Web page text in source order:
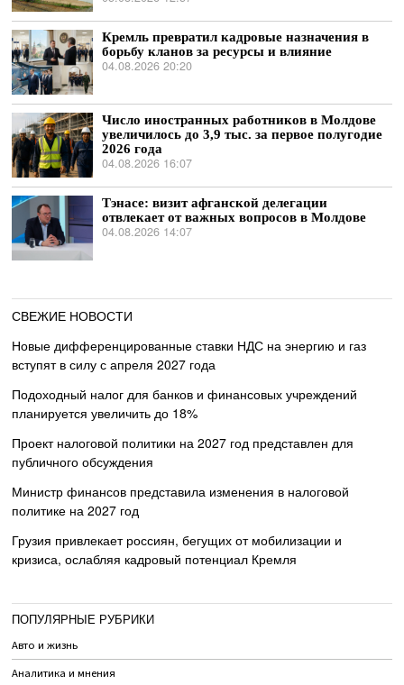
Кремль превратил кадровые назначения в
борьбу кланов за ресурсы и влияние
04.08.2026 20:20
Число иностранных работников в Молдове
увеличилось до 3,9 тыс. за первое полугодие
2026 года
04.08.2026 16:07
Тэнасе: визит афганской делегации
отвлекает от важных вопросов в Молдове
04.08.2026 14:07
СВЕЖИЕ НОВОСТИ
Новые дифференцированные ставки НДС на энергию и газ
вступят в силу с апреля 2027 года
Подоходный налог для банков и финансовых учреждений
планируется увеличить до 18%
Проект налоговой политики на 2027 год представлен для
публичного обсуждения
Министр финансов представила изменения в налоговой
политике на 2027 год
Грузия привлекает россиян, бегущих от мобилизации и
кризиса, ослабляя кадровый потенциал Кремля
ПОПУЛЯРНЫЕ РУБРИКИ
Авто и жизнь
Аналитика и мнения